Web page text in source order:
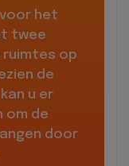
het
twee
ruimtes op
de
u er
om de
door